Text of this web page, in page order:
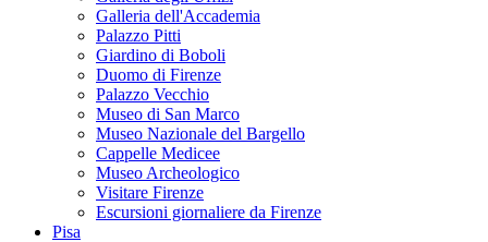
Galleria dell'Accademia
Palazzo Pitti
Giardino di Boboli
Duomo di Firenze
Palazzo Vecchio
Museo di San Marco
Museo Nazionale del Bargello
Cappelle Medicee
Museo Archeologico
Visitare Firenze
Escursioni giornaliere da Firenze
Pisa